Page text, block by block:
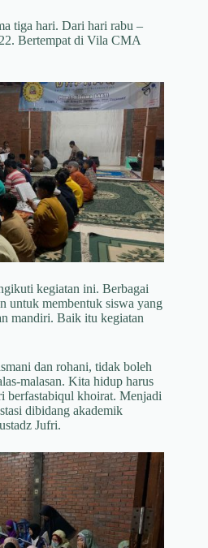
tiga hari. Dari hari rabu –
Bertempat di Vila CMA
kegiatan ini. Berbagai
untuk membentuk siswa yang
mandiri. Baik itu kegiatan
dan rohani, tidak boleh
malasan. Kita hidup harus
berfastabiqul khoirat. Menjadi
dibidang akademik
Jufri.